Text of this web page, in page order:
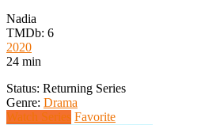
Nadia
TMDb: 6
2020
24 min
Status: Returning Series
Genre: Drama
Watch Series Favorite